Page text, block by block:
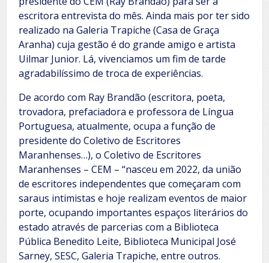
escritora entrevista do mês. Ainda mais por ter sido
realizado na Galeria Trapiche (Casa de Graça
Aranha) cuja gestão é do grande amigo e artista
Uilmar Junior. Lá, vivenciamos um fim de tarde
agradabilíssimo de troca de experiências.
De acordo com Ray Brandão (escritora, poeta,
trovadora, prefaciadora e professora de Língua
Portuguesa, atualmente, ocupa a função de
presidente do Coletivo de Escritores
Maranhenses…), o Coletivo de Escritores
Maranhenses – CEM – “nasceu em 2022, da união
de escritores independentes que começaram com
saraus intimistas e hoje realizam eventos de maior
porte, ocupando importantes espaços literários do
estado através de parcerias com a Biblioteca
Pública Benedito Leite, Biblioteca Municipal José
Sarney, SESC, Galeria Trapiche, entre outros.